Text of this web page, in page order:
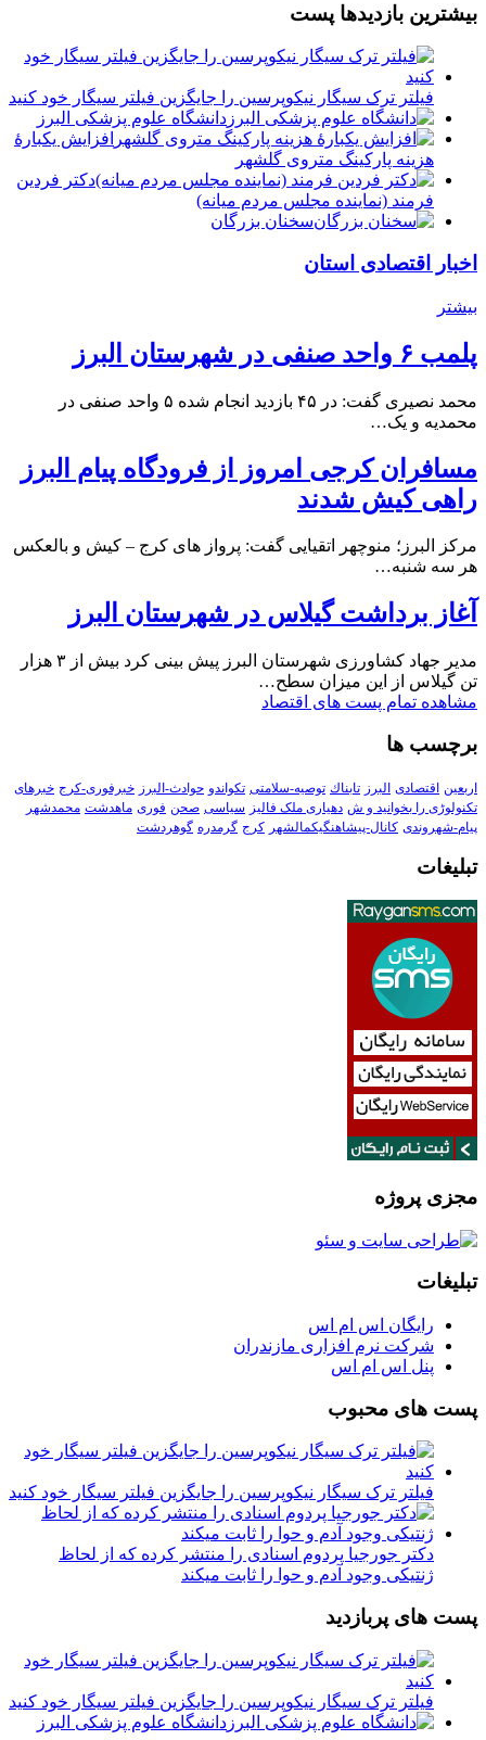
بیشترین بازدیدها پست
فیلتر ترک سیگار نیکوپرسین را جایگزین فیلتر سیگار خود کنید
دانشگاه علوم پزشکی البرز
افزایش یکبارۀ
هزینه پارکینگ متروی گلشهر
دكتر فردين
فرمند (نماينده مجلس مردم میانه)
سخنان بزرگان
اخبار اقتصادی استان
بیشتر
پلمب ۶ واحد صنفی در شهرستان البرز
محمد نصیری گفت: در ۴۵ بازدید انجام شده ۵ واحد صنفی در
محمدیه و یک…
مسافران کرجی امروز از فرودگاه پیام البرز
راهی کیش شدند
مرکز البرز؛ منوچهر اتقیایی گفت: پرواز های کرج – کیش و بالعکس
هر سه شنبه…
آغاز برداشت گیلاس در شهرستان البرز
مدیر جهاد کشاورزی شهرستان البرز پیش بینی کرد بیش از ۳ هزار
تن گیلاس از این میزان سطح…
مشاهده تمام پست های اقتصاد
برچسب ها
اربعین اقتصادی البرز تابناك توصیه-سلامتی تکواندو حوادث-البرز خبرفوری-کرج خبرهای
تکنولوڑی را بخوانید و ش دهیاری ملک فالیز سیاسی صحن فوری ماهدشت محمدشهر
پیام-شهروندی کانال-پیشاهنگیکمالشهر کرج گرمدره گوهردشت
تبلیغات
مجزی پروژه
تبلیغات
رایگان اس ام اس
شرکت نرم افزاری مازندران
پنل اس ام اس
پست های محبوب
فیلتر ترک سیگار نیکوپرسین را جایگزین فیلتر سیگار خود کنید
دکتر جورجیا پردوم اسنادی را منتشر کرده که از لحاظ
ژنتیکی وجود آدم و حوا را ثابت میکند
پست های پربازدید
فیلتر ترک سیگار نیکوپرسین را جایگزین فیلتر سیگار خود کنید
دانشگاه علوم پزشکی البرز